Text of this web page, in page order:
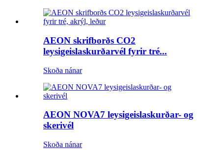
AEON skrifborðs CO2
leysigeislaskurðarvél fyrir tré...
Skoða nánar
AEON NOVA7 leysigeislaskurðar- og
skerivél
Skoða nánar